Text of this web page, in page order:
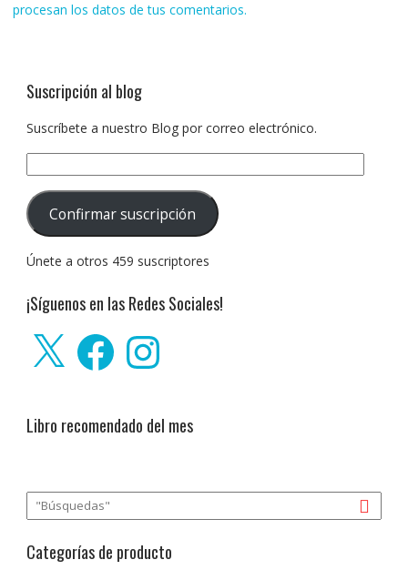
procesan los datos de tus comentarios.
Suscripción al blog
Suscríbete a nuestro Blog por correo electrónico.
correo
electrónico:
Confirmar suscripción
Únete a otros 459 suscriptores
¡Síguenos en las Redes Sociales!
FacebookInstagram
Libro recomendado del mes
Categorías de producto